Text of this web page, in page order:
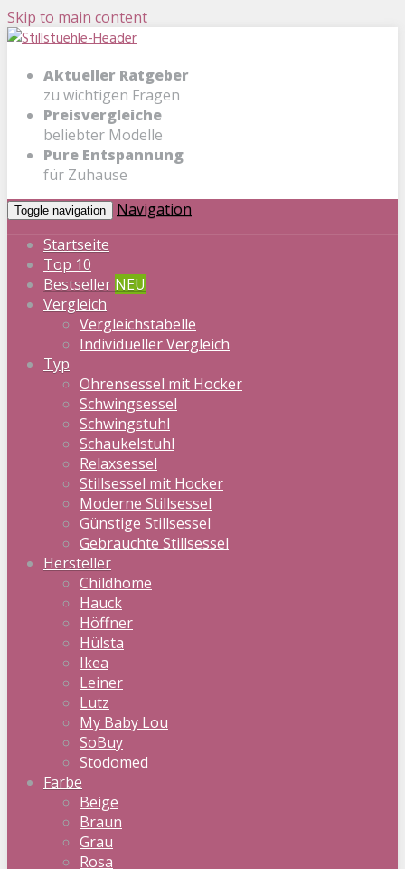
Skip to main content
Aktueller Ratgeber
zu wichtigen Fragen
Preisvergleiche
beliebter Modelle
Pure Entspannung
für Zuhause
Toggle navigation
Navigation
Startseite
Top 10
Bestseller NEU
Vergleich
Vergleichstabelle
Individueller Vergleich
Typ
Ohrensessel mit Hocker
Schwingsessel
Schwingstuhl
Schaukelstuhl
Relaxsessel
Stillsessel mit Hocker
Moderne Stillsessel
Günstige Stillsessel
Gebrauchte Stillsessel
Hersteller
Childhome
Hauck
Höffner
Hülsta
Ikea
Leiner
Lutz
My Baby Lou
SoBuy
Stodomed
Farbe
Beige
Braun
Grau
Rosa